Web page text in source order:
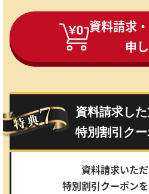
資料請求
申
資料請求した
特別割引ク
資料請求いた
特別割引クーポン